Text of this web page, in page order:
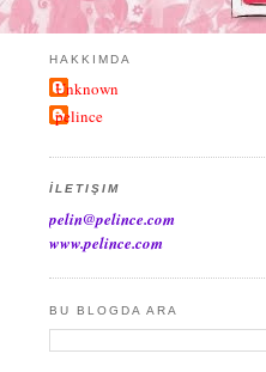
HAKKIMDA
Unknown
pelince
İLETIŞIM
pelin@pelince.com
www.pelince.com
BU BLOGDA ARA